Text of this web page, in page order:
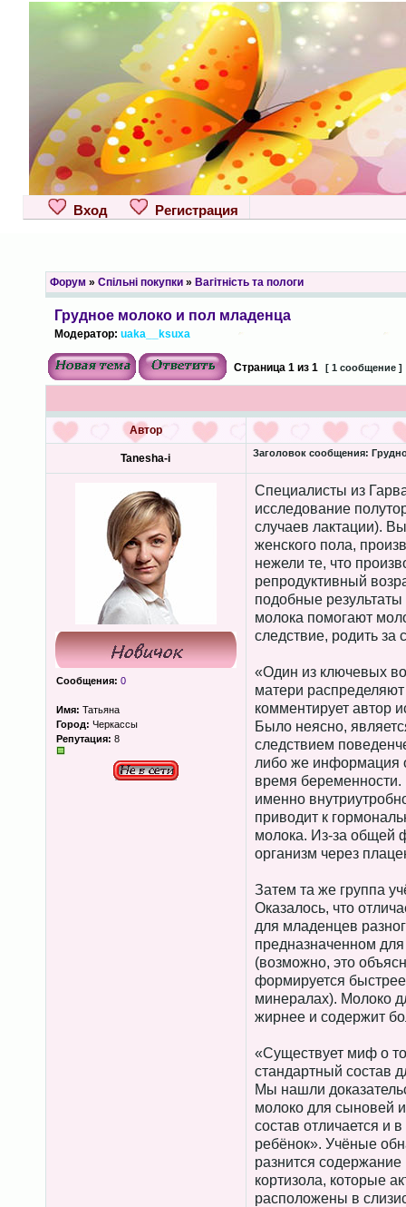
Вход Регистрация
Форум » Спільні покупки» Вагітність та пологи
Грудное молоко и пол младенца
Модератор: uaka__ksuxa
Страница 1из 1 [ 1 сообщение ]
Автор
Tanesha-i Заголовок сообщения:
Сообщения: 0
Имя: Татьяна
Город: Черкассы
Репутация: 8
Специалисты из
исследование
случаев лактации).
женского пола,
нежели те, что
репродуктивный
подобные
молока помогают
следствие, родить за
«Один из ключевых
матери
комментирует автор
Было неясно,
следствием
либо же информация
время беременности.
именно
приводит к
молока. Из-за общей
организм через
Затем та же группа
Оказалось, что
для младенцев
предназначенном
(возможно, это
формируется
минералах). Молоко
жирнее и содержит
«Существует миф о
стандартный состав
Мы нашли
молоко для сыновей
состав отличается и
ребёнок». Учёные
разнится
кортизола, которые
расположены в